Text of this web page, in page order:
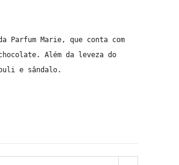
Parfum Marie, que conta com
Além da leveza do
e sândalo.